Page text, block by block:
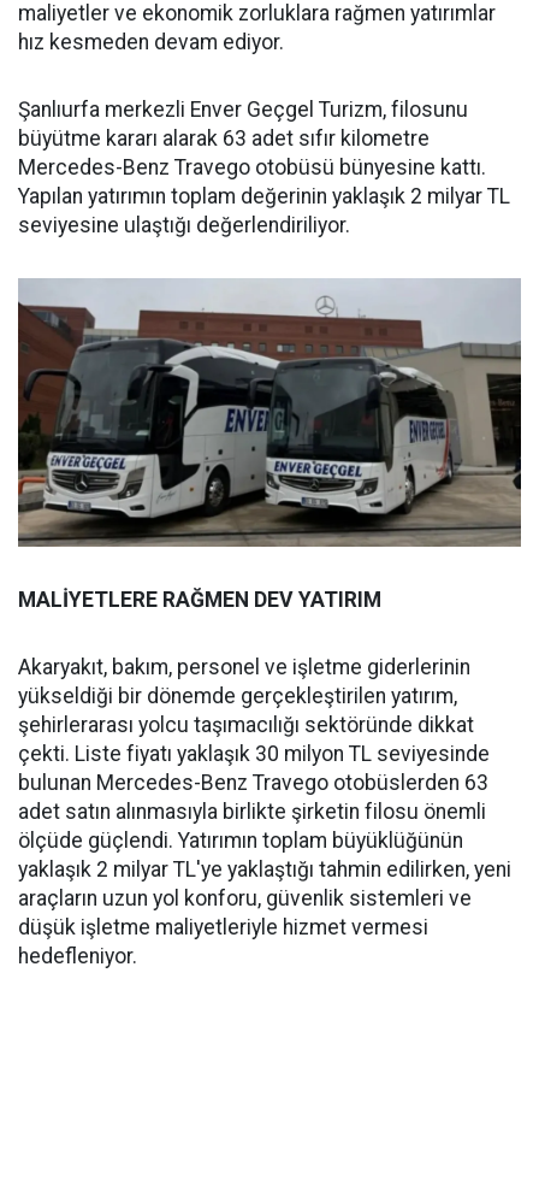
maliyetler ve ekonomik zorluklara rağmen yatırımlar
hız kesmeden devam ediyor.
Şanlıurfa merkezli Enver Geçgel Turizm, filosunu
büyütme kararı alarak 63 adet sıfır kilometre
Mercedes-Benz Travego otobüsü bünyesine kattı.
Yapılan yatırımın toplam değerinin yaklaşık 2 milyar TL
seviyesine ulaştığı değerlendiriliyor.
MALİYETLERE RAĞMEN DEV YATIRIM
Akaryakıt, bakım, personel ve işletme giderlerinin
yükseldiği bir dönemde gerçekleştirilen yatırım,
şehirlerarası yolcu taşımacılığı sektöründe dikkat
çekti. Liste fiyatı yaklaşık 30 milyon TL seviyesinde
bulunan Mercedes-Benz Travego otobüslerden 63
adet satın alınmasıyla birlikte şirketin filosu önemli
ölçüde güçlendi. Yatırımın toplam büyüklüğünün
yaklaşık 2 milyar TL'ye yaklaştığı tahmin edilirken, yeni
araçların uzun yol konforu, güvenlik sistemleri ve
düşük işletme maliyetleriyle hizmet vermesi
hedefleniyor.